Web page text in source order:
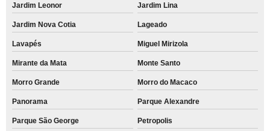
Jardim Leonor Jardim Lina
Jardim Nova Cotia Lageado
Lavapés Miguel Mirizola
Mirante da Mata Monte Santo
Morro Grande Morro do Macaco
Panorama Parque Alexandre
Parque São George Petropolis